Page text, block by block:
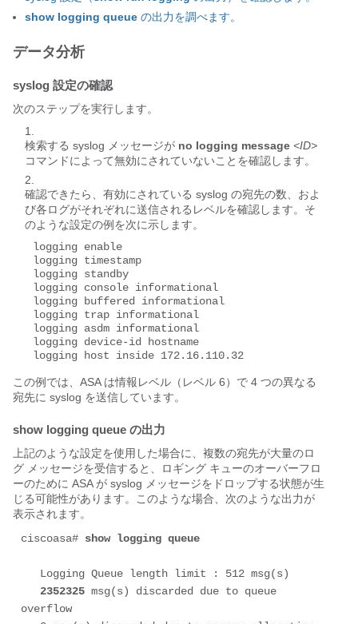
show logging queue の出力を調べます。
データ分析
syslog 設定の確認
次のステップを実行します。
検索する syslog メッセージが no logging message <ID>
コマンドによって無効にされていないことを確認します。
確認できたら、有効にされている syslog の宛先の数、およ
び各ログがそれぞれに送信されるレベルを確認します。そ
のような設定の例を次に示します。
logging enable
logging timestamp
logging standby
logging console informational
logging buffered informational
logging trap informational
logging asdm informational
logging device-id hostname
logging host inside 172.16.110.32
この例では、ASA は情報レベル（レベル 6）で 4 つの異なる
宛先に syslog を送信しています。
show logging queue の出力
上記のような設定を使用した場合に、複数の宛先が大量のロ
グ メッセージを受信すると、ロギング キューのオーバーフロ
ーのために ASA が syslog メッセージをドロップする状態が生
じる可能性があります。このような場合、次のような出力が
表示されます。
ciscoasa# show logging queue
2352325 msg(s) discarded due to queue
overflow